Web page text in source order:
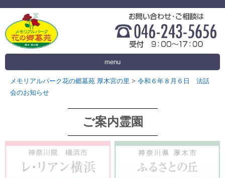
menu
メモリアルパーク花の郷墓苑 厚木宮の里 > 令和６年８月６日 法話
会のお知らせ
ご案内霊園